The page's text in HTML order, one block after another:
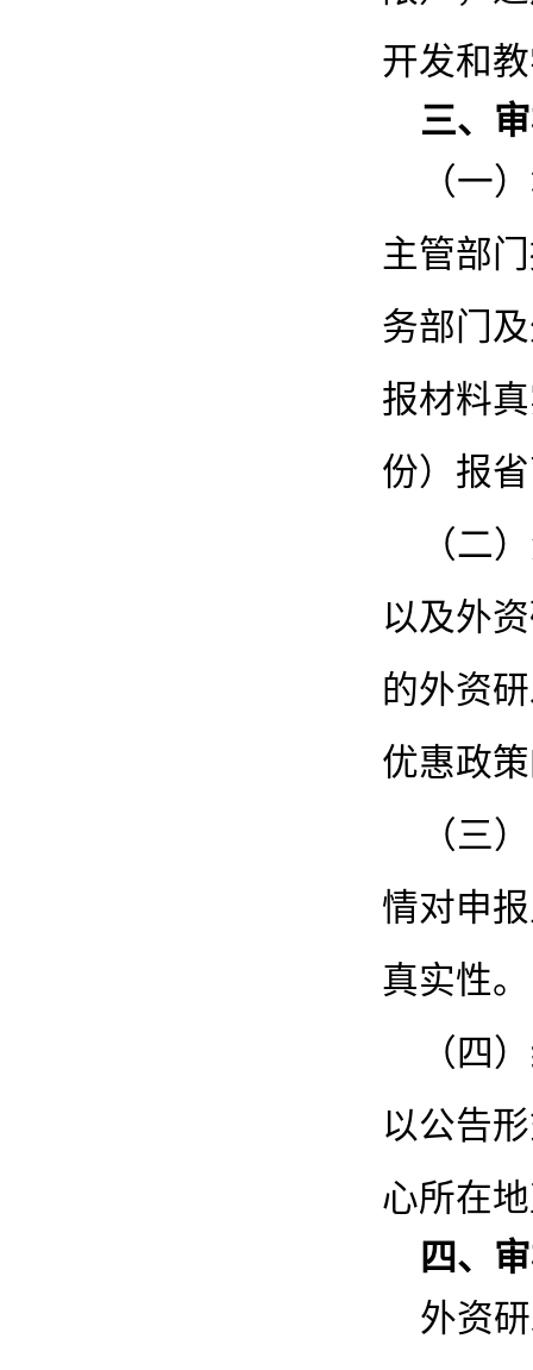
开发和
三、
（一
主管部
务部门
报材料
份）报
（二
以及外
的外资
优惠政
（三
情对申
真实性。
（四
以公告
心所在
四、
外资